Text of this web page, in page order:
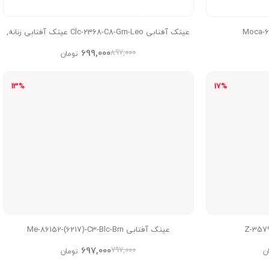
عینک آفتابی Clc-2368-C8-Grn-Leo عینک آفتابی زنانه,
897,000
699,000 تومان
17%
13%